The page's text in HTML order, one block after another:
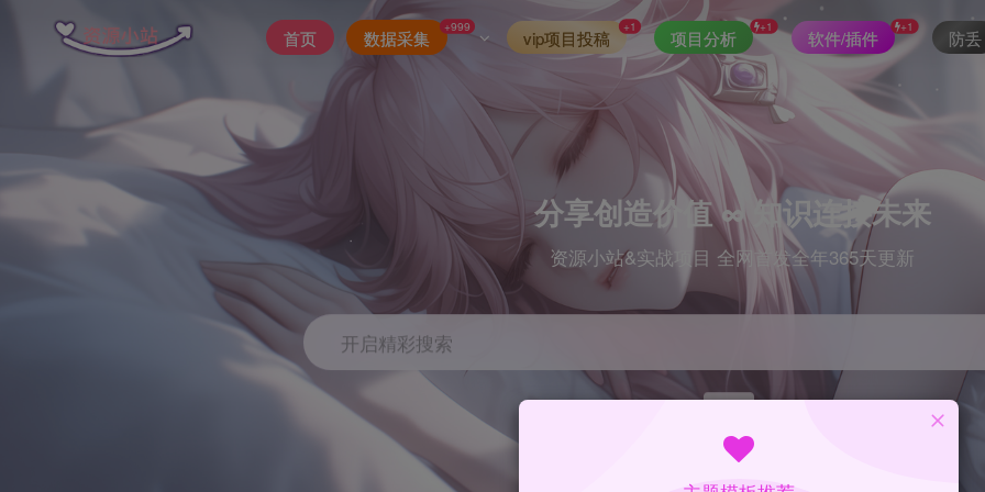
首页 数据采集
+999
vip项目投稿
+1
项目分析
+1
软件/插件
+1
防丢
分享创造价值 ∞ 知识连接未来
资源小站&实战项目 全网首发全年365天更新
开启精彩搜索
index